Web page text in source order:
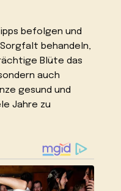
befolgen und
Sorgfalt behandeln,
Blüte das
auch
gesund und
Jahre zu